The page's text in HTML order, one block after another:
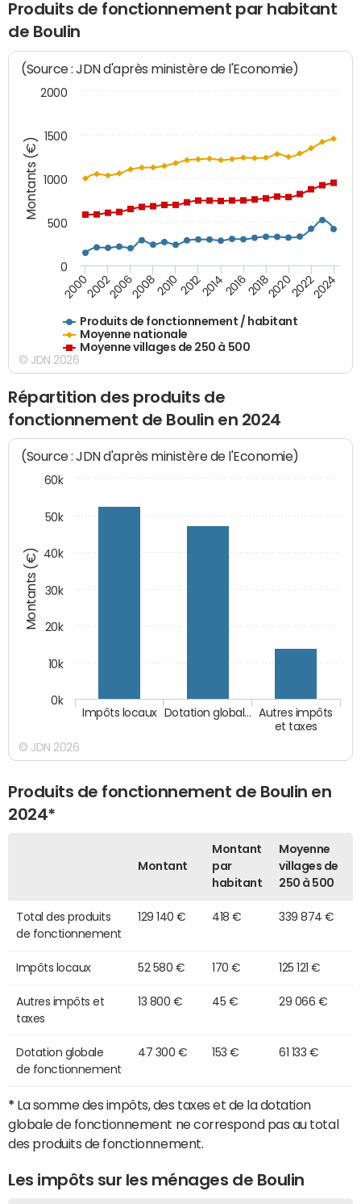
Produits de fonctionnement par habitant
de Boulin
Montants (€)
(Source : JDN d'après ministère de l'Economie)
Produits de fonctionnement / habitant
Moyenne nationale
Moyenne villages de 250 à 500
200020022006200820102012201420162018202020222024
0
500
1000
1500
2000
© JDN 2026
Répartition des produits de
fonctionnement de Boulin en 2024
Montants (€)
(Source : JDN d'après ministère de l'Economie)
Autres impôts
et taxes
Dotation global…
Impôts locaux
0k
10k
20k
30k
40k
50k
60k
© JDN 2026
Produits de fonctionnement de Boulin en
2024*
Montant
Montant
par
habitant
Moyenne
villages de
250 à 500
Total des produits
de fonctionnement
129 140 € 418 € 339 874 €
Impôts locaux 52 580 € 170 € 125 121 €
Autres impôts et
taxes
13 800 € 45 € 29 066 €
Dotation globale
de fonctionnement
47 300 € 153 € 61 133 €
* La somme des impôts, des taxes et de la dotation
globale de fonctionnement ne correspond pas au total
des produits de fonctionnement.
Les impôts sur les ménages de Boulin